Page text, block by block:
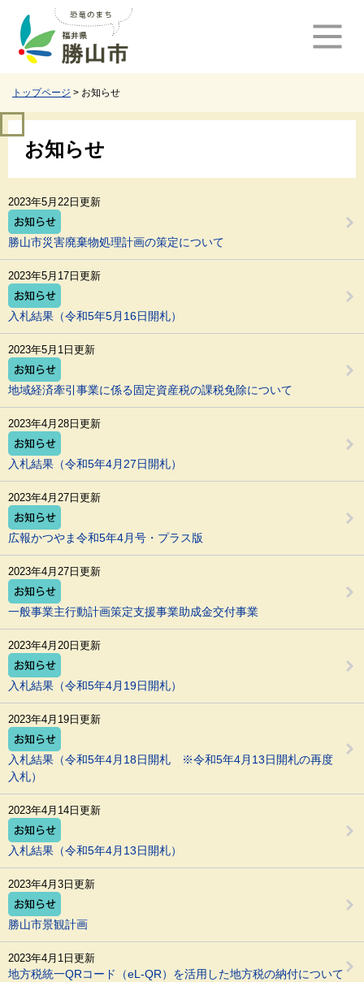
で
ば
文
へ
トップページ > お知らせ
お知らせ
勝山市災害廃棄物処理計画の策定について
2023年5月22日更新
入札結果（令和5年5月16日開札）
2023年5月17日更新
地域経済牽引事業に係る固定資産税の課税免除について
2023年5月1日更新
入札結果（令和5年4月27日開札）
2023年4月28日更新
広報かつやま令和5年4月号・プラス版
2023年4月27日更新
一般事業主行動計画策定支援事業助成金交付事業
2023年4月27日更新
入札結果（令和5年4月19日開札）
2023年4月20日更新
入札結果（令和5年4月18日開札 ※令和5年4月13日開札の再度
入札）
2023年4月19日更新
入札結果（令和5年4月13日開札）
2023年4月14日更新
勝山市景観計画
2023年4月3日更新
地方税統一QRコード（eL-QR）を活用した地方税の納付について
2023年4月1日更新